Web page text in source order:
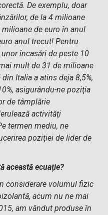
De exemplu, doar
de la 4 milioane
de euro în anul
anul trecut! Pentru
încasări de peste 10
mult de 31 de milioane
Italia a atins deja 8,5%,
asigurându-ne poziţia
de tâmplărie
activităţi
termen mediu, ne
poziţiei de lider de
această ecuaţie?
considerare volumul fizic
acum nu ne mai
am vândut produse în